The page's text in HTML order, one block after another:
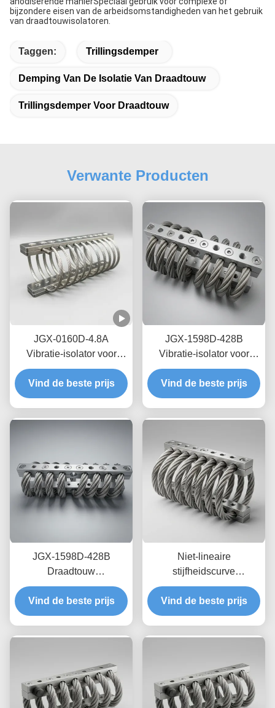
bijzondere eisen van de arbeidsomstandigheden van het gebruik
van draadtouwisolatoren.
Taggen: Trillingsdemper
Demping Van De Isolatie Van Draadtouw
Trillingsdemper Voor Draadtouw
Verwante Producten
JGX-0160D-4.8A
Vibratie-isolator voor
zeedraden op zee,
onderhoudsvrij, van
roestvrij staal
Vind de beste prijs
JGX-1598D-428B
Vibratie-isolator voor
draadtouwen met nul-
kruip-olievrije
wrijvingsdemping voor
Vind de beste prijs
JGX-1598D-428B
Draadtouw
Trillingsisolator Schimmel
Chemisch wasbestendige
isolatie van roestvrij staal
Vind de beste prijs
Niet-lineaire
stijfheidscurve
draadkabelisolator JGX-
2228D-665B
Milieuvriendelijke
Vind de beste prijs